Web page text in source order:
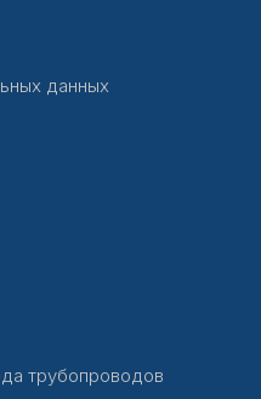
данных
трубопроводов